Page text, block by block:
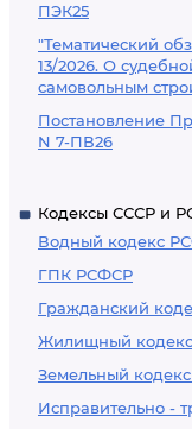
ПЭК25
"Тематический
13/2026. О
самовольным
Постановление
N 7-ПВ26
Кодексы СССР и
Водный кодекс
ГПК РСФСР
Гражданский
Жилищный
Земельный
Исправительно -